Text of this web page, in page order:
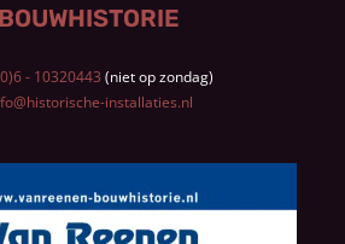
- 10320443
installaties.nl